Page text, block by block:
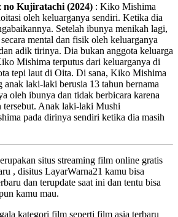
no Kujiratachi (2024) : Kiko Mishima
oleh keluarganya sendiri. Ketika dia
Setelah ibunya menikah lagi,
mental dan fisik oleh keluarganya
adik tirinya. Dia bukan anggota keluarga
Mishima terputus dari keluarganya di
tepi laut di Oita. Di sana, Kiko Mishima
anak laki-laki berusia 13 tahun bernama
oleh ibunya dan tidak berbicara karena
tersebut. Anak laki-laki Mushi
pada dirinya sendiri ketika dia masih
situs streaming film online gratis
, disitus LayarWarna21 kamu bisa
dan terupdate saat ini dan tentu bisa
kamu mau.
kategori film seperti film asia terbaru